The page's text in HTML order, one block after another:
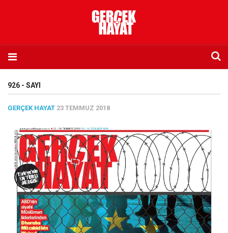
İletişim
Abone olmak istiyorum
Satış noktası listesi
Eksik sayıların temini
Sosyal Medya
Twitter
926 - SAYI
GERÇEK HAYAT 23 TEMMUZ 2018